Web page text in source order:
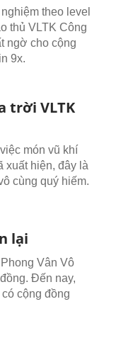
theo level
thủ VLTK Công
ngờ cho cộng
9x.
trời VLTK
món vũ khí
xuất hiện, đây là
cùng quý hiếm.
lại
Vân Vô
Đến nay,
cộng đồng